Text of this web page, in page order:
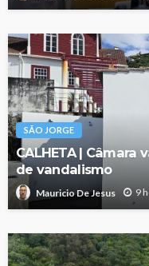
SÃO JORGE
CALHETA | Câmara
de vandalismo
Mauricio De Jesus 9